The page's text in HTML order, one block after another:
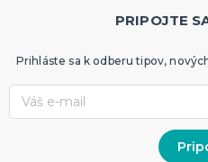
PRIPOJTE
Prihláste sa k odberu tipov,